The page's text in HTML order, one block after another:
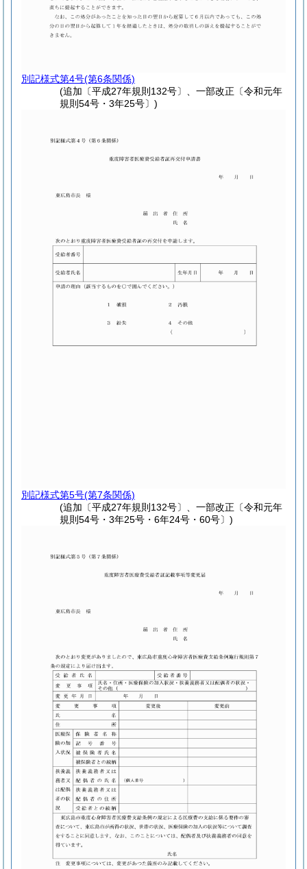
別記様式第4号(第6条関係)
(追加〔平成27年規則132号〕、一部改正〔令和元年
規則54号・3年25号〕)
別記様式第5号(第7条関係)
(追加〔平成27年規則132号〕、一部改正〔令和元年
規則54号・3年25号・6年24号・60号〕)